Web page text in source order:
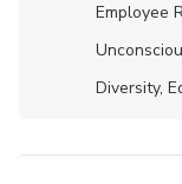
Employee
Diversity,